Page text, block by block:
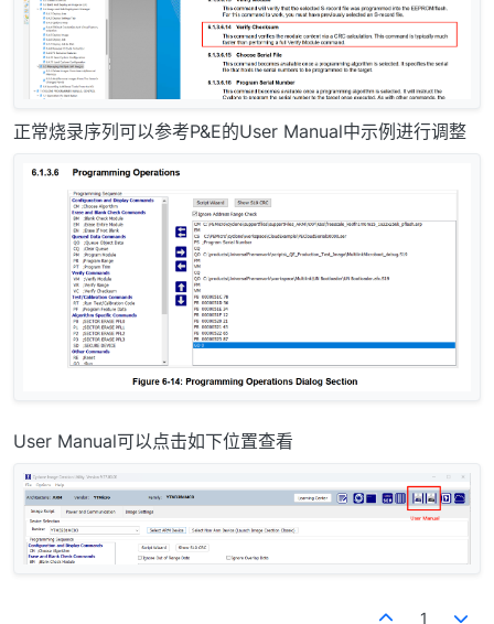
正常烧录序列可以参考P&E的User Manual中示例进行调整
User Manual可以点击如下位置查看
1